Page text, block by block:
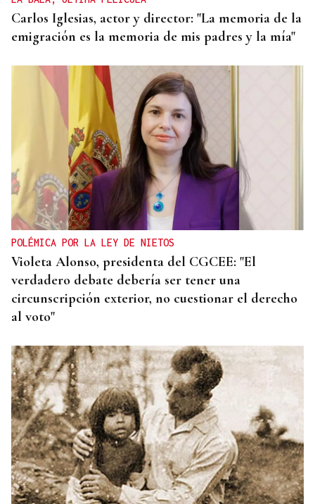
Carlos Iglesias, actor y director: "La memoria de la
emigración es la memoria de mis padres y la mía"
POLÉMICA POR LA LEY DE NIETOS
Violeta Alonso, presidenta del CGCEE: "El
verdadero debate debería ser tener una
circunscripción exterior, no cuestionar el derecho
al voto"